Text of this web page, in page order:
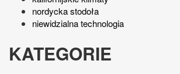
nordycka stodoła
niewidzialna technologia
KATEGORIE